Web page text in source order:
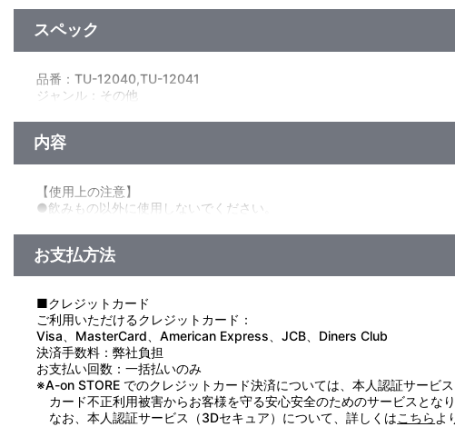
スペック
品番：TU-12040,TU-12041
ジャンル：その他
生産国：日本
内容
【使用上の注意】
●飲みもの以外に使用しないでください。
●落としたり、強い衝撃や急激な温度変化により破損、変形するおそれ
●直火やオーブンには使用しないでください。
●熱いものを入れて飲む時は、本体を急に傾けないでゆっくり飲んでく
●使用前、使用後は食器用洗剤をスポンジ等につけて洗浄し、水気をよ
●本体をつけ置き洗いしないでください。
●金タワシなど固い物で擦り洗いをしないでください。
●クレンザーや磨き粉など、研磨剤が入った洗剤を使用しないでください
●シンナー、ベンジンなどの溶剤、アルコール類は変色・変質・破損の
●高温多湿、直射日光を避け、お子様の手の届かないところに保管して
お支払方法
■クレジットカード
ご利用いただけるクレジットカード：
Visa、MasterCard、American Express、JCB、Diners Club
決済手数料：弊社負担
お支払い回数：一括払いのみ
※A-on STORE でのクレジットカード決済については、本人認証サービ
カード不正利用被害からお客様を守る安心安全のためのサービスとな
なお、本人認証サービス（3Dセキュア）について、詳しくはこちらよ